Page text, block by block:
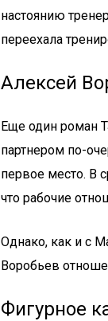
настоянию
переехала
Алексей
Еще один роман
партнером по-
первое место. В
что рабочие
Однако, как и с
Воробьев
Фигурное